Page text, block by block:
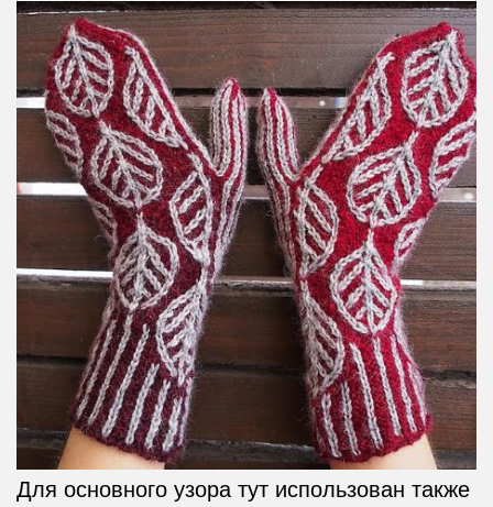
Для основного узора тут использован также